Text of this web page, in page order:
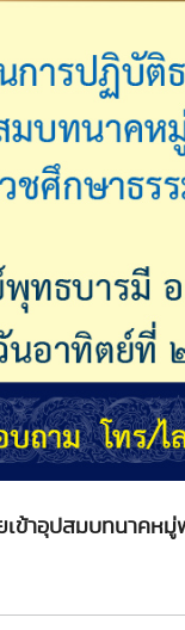
เข้าอุปสมบทนาคห